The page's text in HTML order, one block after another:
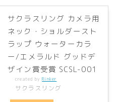
サクラスリング カメラ用
ネック・ショルダースト
ラップ ウォーターカラ
ー/エメラルド グッドデ
ザイン賞受賞 SCSL-001
created byRinker
サクラスリング